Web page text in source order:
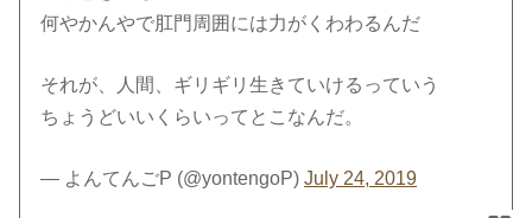
何やかんやで肛門周囲には力がくわわるんだ
それが、人間、ギリギリ生きていけるっていう
ちょうどいいくらいってとこなんだ。
— よんてんごP (@yontengoP)July 24, 2019